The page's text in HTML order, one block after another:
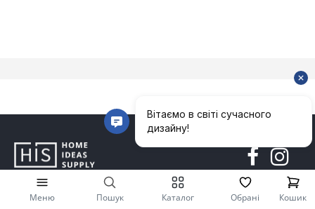
Політика конфіденційності
Меню Пошук Каталог Обрані Кошик